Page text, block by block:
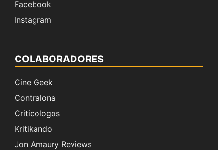
Facebook
Instagram
COLABORADORES
Cine Geek
Contralona
Criticologos
Kritikando
Jon Amaury Reviews